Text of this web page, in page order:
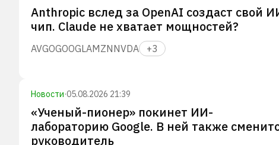
Anthropic вслед за OpenAI создаст свой
чип. Claude не хватает мощностей?
AVGOGOOGLAMZNNVDA +3
Новости·05.08.2026 21:39
«Ученый-пионер» покинет ИИ-
лабораторию Google. В ней также
руководитель